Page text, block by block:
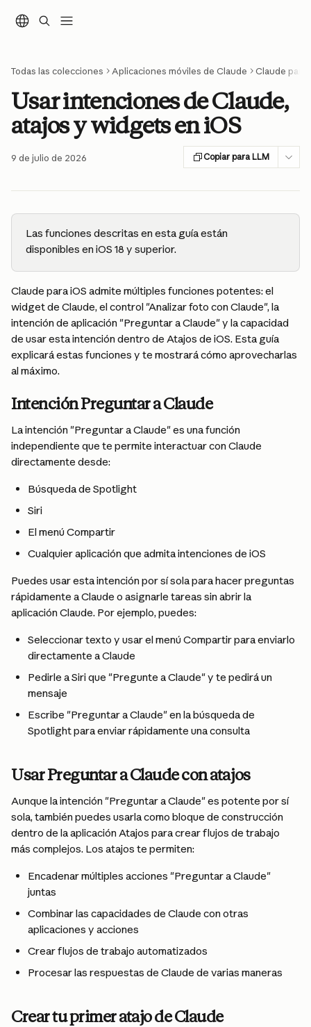
Todas las colecciones Aplicaciones móviles de Claude Claude para
Usar intenciones de Claude,
atajos y widgets en iOS
9 de julio de 2026 Copiar para LLM
Las funciones descritas en esta guía están
disponibles en iOS 18 y superior.
Claude para iOS admite múltiples funciones potentes: el
widget de Claude, el control "Analizar foto con Claude", la
intención de aplicación "Preguntar a Claude" y la capacidad
de usar esta intención dentro de Atajos de iOS. Esta guía
explicará estas funciones y te mostrará cómo aprovecharlas
al máximo.
Intención Preguntar a Claude
La intención "Preguntar a Claude" es una función
independiente que te permite interactuar con Claude
directamente desde:
Búsqueda de Spotlight
Siri
El menú Compartir
Cualquier aplicación que admita intenciones de iOS
Puedes usar esta intención por sí sola para hacer preguntas
rápidamente a Claude o asignarle tareas sin abrir la
aplicación Claude. Por ejemplo, puedes:
Seleccionar texto y usar el menú Compartir para enviarlo
directamente a Claude
Pedirle a Siri que "Pregunte a Claude" y te pedirá un
mensaje
Escribe "Preguntar a Claude" en la búsqueda de
Spotlight para enviar rápidamente una consulta
Usar Preguntar a Claude con atajos
Aunque la intención "Preguntar a Claude" es potente por sí
sola, también puedes usarla como bloque de construcción
dentro de la aplicación Atajos para crear flujos de trabajo
más complejos. Los atajos te permiten:
Encadenar múltiples acciones "Preguntar a Claude"
juntas
Combinar las capacidades de Claude con otras
aplicaciones y acciones
Crear flujos de trabajo automatizados
Procesar las respuestas de Claude de varias maneras
Crear tu primer atajo de Claude